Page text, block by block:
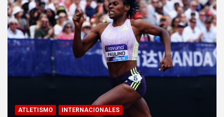
ATLETISMO INTERNACIONALES